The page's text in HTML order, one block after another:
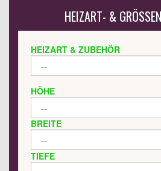
HEIZART- &
HEIZART & ZUBEHÖR
HÖHE
BREITE
TIEFE